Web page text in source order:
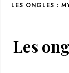
LES ONGLES :
Les